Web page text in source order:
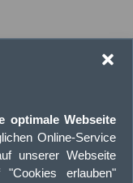
optimale Webseite
Online-Service
unserer Webseite
erlauben"
Fotos
Einfügen des
in jedes